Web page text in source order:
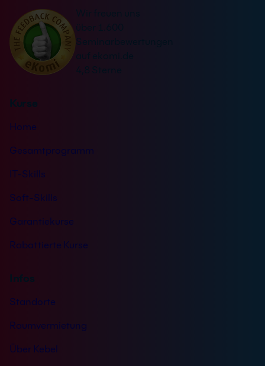
t
ä
n
i
*
i
e
Wir freuen uns
über 1.600
Seminarbewertungen
auf ekomi.de
4,8 Sterne
Kurse
Home
Gesamtprogramm
IT-Skills
Soft-Skills
Garantiekurse
Rabattierte Kurse
Infos
Standorte
Raumvermietung
Über Kebel